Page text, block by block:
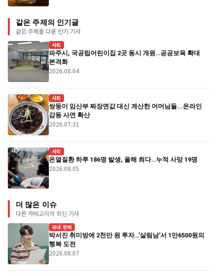
같은 주제의 인기글
같은 주제를 다룬 인기 기사
사회
파주시, 국공립어린이집 2곳 동시 개원…공공보육 확대
본격화
2026.08.04
사회
쌍둥이 임산부 짜장면값 대신 계산한 어머님들...온라인
감동 사연 확산
2026.07.31
사회
온열질환 하루 186명 발생, 올해 최다…누적 사망 19명
2026.08.05
더 많은 이슈
다른 카테고리의 최신 기사
국내 연예
박서진 취미방에 2천만 원 투자…'살림남'서 1만6500원의
행복 도전
2026.08.07